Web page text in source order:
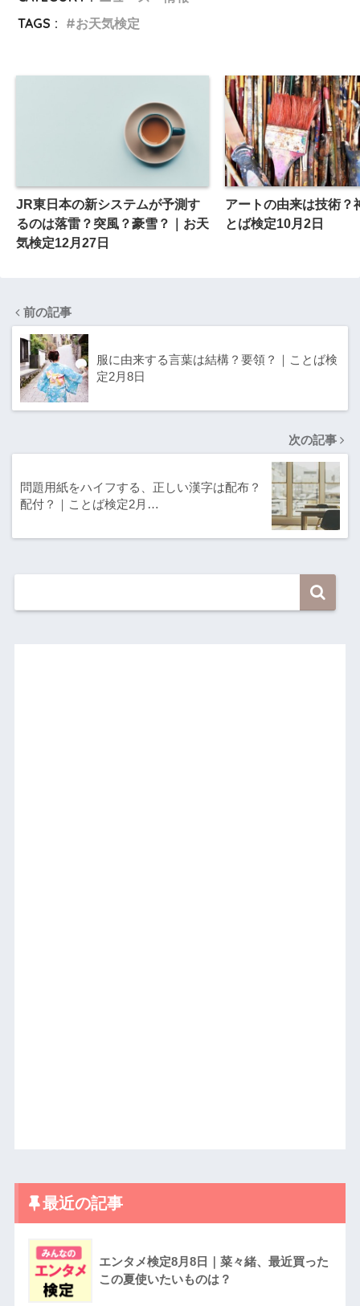
TAGS :
お天気検定
JR東日本の新システムが予測す
るのは落雷？突風？豪雪？｜お天
気検定12月27日
アートの由来は技術？
とば検定10月2日
前の記事
服に由来する言葉は結構？要領？｜ことば検
定2月8日
次の記事
問題用紙をハイフする、正しい漢字は配布？
配付？｜ことば検定2月…
最近の記事
エンタメ検定8月8日｜菜々緒、最近買った
この夏使いたいものは？